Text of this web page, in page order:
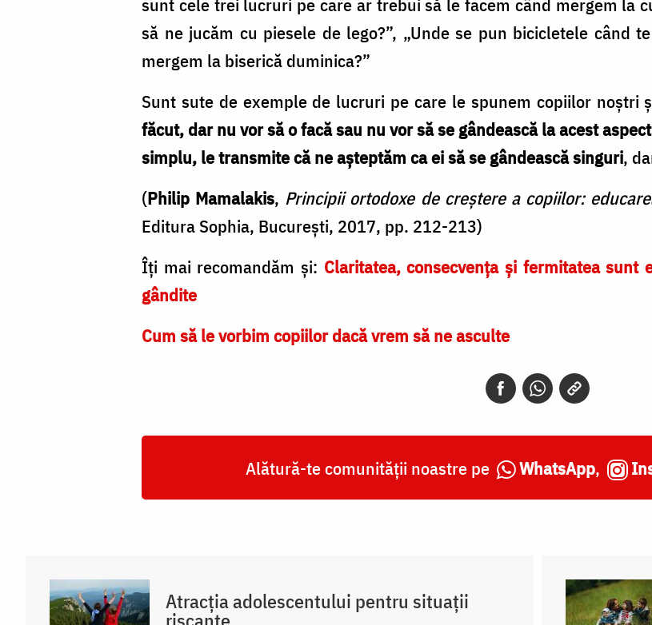
sunt cele trei lucruri pe care ar trebui să le facem când mergem la
să ne jucăm cu piesele de lego?”, „Unde se pun bicicletele când
mergem la biserică duminica?”
Sunt sute de exemple de lucruri pe care le spunem copiilor noștri
făcut, dar nu vor să o facă sau nu vor să se gândească la acest
simplu, le transmite că ne așteptăm ca ei să se gândească singuri,
(Philip Mamalakis, Principii ortodoxe de creștere a copiilor:
Editura Sophia, București, 2017, pp. 212-213)
Îți mai recomandăm și: Claritatea, consecvența și fermitatea
gândite
Cum să le vorbim copiilor dacă vrem să ne asculte
Alătură-te comunității noastre pe WhatsApp,
Atracția adolescentului pentru situații